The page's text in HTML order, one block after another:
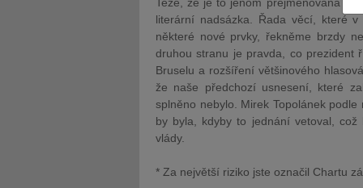
literární nadsázka. Řada věcí, které
některé nové prvky, řekněme brzdy
druhou stranu je pravda, co prezident
Bruselu a rozšíření většinového
že naše předchozí usnesení, které
splněno nebylo. Mirek Topolánek
by byla, kdyby to jednání vetoval,
vlády.
* Za největší riziko jste označil Chartu
JUDr. Tomáš Nielsen
JUDr.